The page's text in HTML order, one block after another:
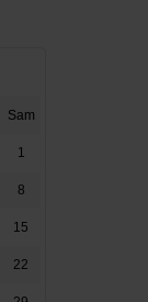
Sam
1
8
15
22